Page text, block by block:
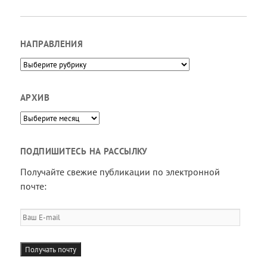
НАПРАВЛЕНИЯ
Направления
АРХИВ
Архив
ПОДПИШИТЕСЬ НА РАССЫЛКУ
Получайте свежие публикации по электронной
почте:
Ваш
E-
mail
Получать почту